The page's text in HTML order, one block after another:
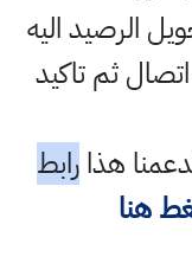
تحويل الرصيد اليه
ثم تاكيد
هذارابط
هنا